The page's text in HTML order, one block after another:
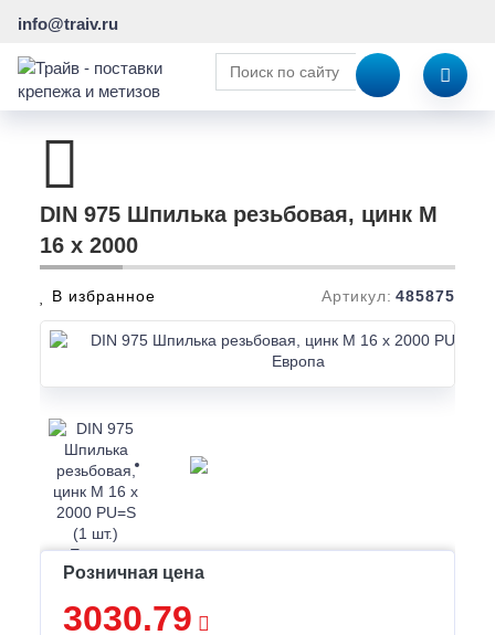
info@traiv.ru
DIN 975 Шпилька резьбовая, цинк M
16 x 2000
В избранное Артикул: 485875
Розничная цена
3030.79